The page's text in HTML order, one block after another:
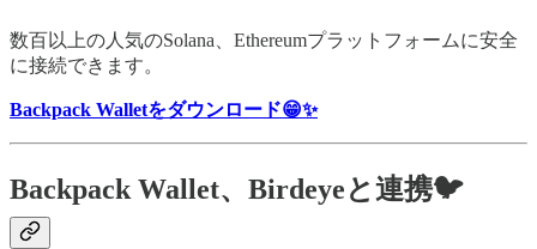
数百以上の人気のSolana、Ethereumプラットフォームに安全
に接続できます。
Backpack Walletをダウンロード😁✨
Backpack Wallet、Birdeyeと連携🐦